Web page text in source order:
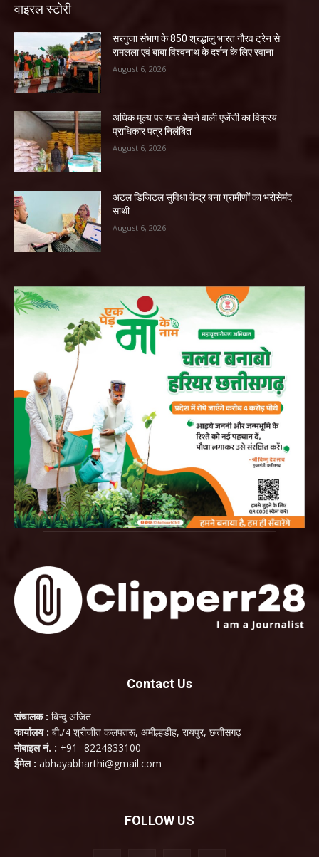
वाइरल स्टोरी
सरगुजा संभाग के 850 श्रद्धालु भारत गौरव ट्रेन से
रामलला एवं बाबा विश्वनाथ के दर्शन के लिए रवाना
August 6, 2026
अधिक मूल्य पर खाद बेचने वाली एजेंसी का विक्रय
प्राधिकार पत्र निलंबित
August 6, 2026
अटल डिजिटल सुविधा केंद्र बना ग्रामीणों का भरोसेमंद
साथी
August 6, 2026
Contact Us
संचालक : बिन्दु अजित
कार्यालय : बी./4 श्रीजीत कलपतरू, अमील्हडीह, रायपुर, छत्तीसगढ़
मोबाइल नं. : +91- 8224833100
ईमेल : abhayabharthi@gmail.com
FOLLOW US